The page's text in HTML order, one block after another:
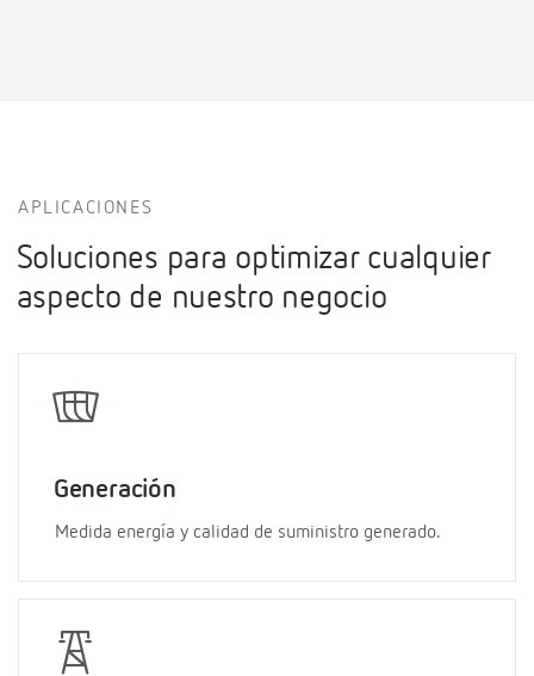
APLICACIONES
Soluciones para optimizar cualquier
aspecto de nuestro negocio
Generación
Medida energía y calidad de suministro generado.